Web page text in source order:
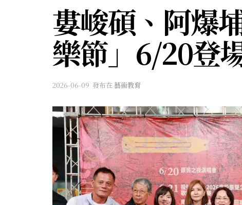
婁峻碩、阿爆
樂節」6/20登
2026-06-09 發布在藝術教育